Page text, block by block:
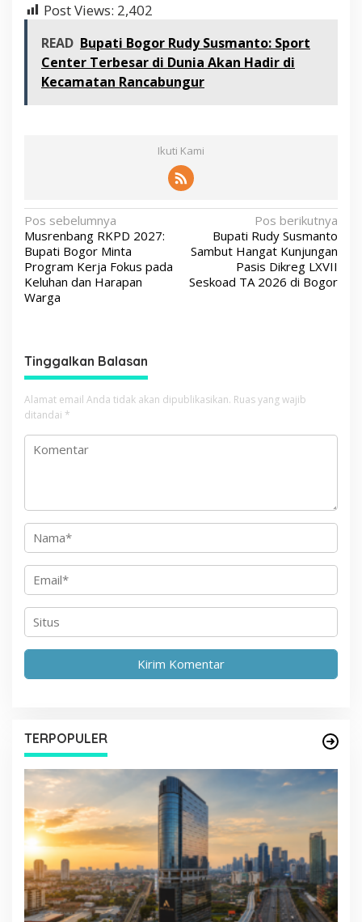
Post Views: 2,402
READ Bupati Bogor Rudy Susmanto: Sport
Center Terbesar di Dunia Akan Hadir di
Kecamatan Rancabungur
Ikuti Kami
N
a
v
i
s
i
p
o
s
Pos sebelumnya
Musrenbang RKPD 2027:
Bupati Bogor Minta
Program Kerja Fokus pada
Keluhan dan Harapan
Warga
Pos berikutnya
Bupati Rudy Susmanto
Sambut Hangat Kunjungan
Pasis Dikreg LXVII
Seskoad TA 2026 di Bogor
Tinggalkan Balasan
Alamat email Anda tidak akan dipublikasikan. Ruas yang wajib
ditandai *
TERPOPULER